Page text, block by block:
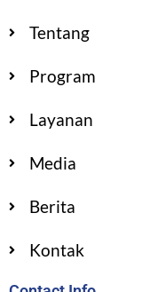
Tentang
Program
Layanan
Media
Berita
Kontak